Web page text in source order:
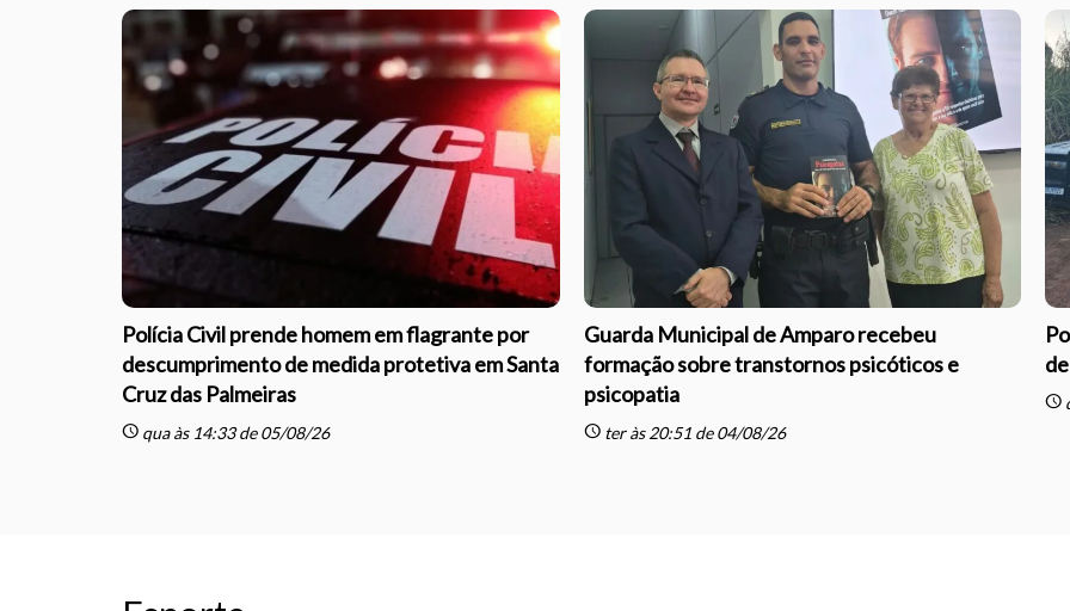
Polícia Civil prende homem em flagrante por
descumprimento de medida protetiva em Santa
Cruz das Palmeiras
schedule qua às 14:33 de 05/08/26
Guarda Municipal de Amparo recebeu
formação sobre transtornos psicóticos e
psicopatia
scheduleter às 20:51 de 04/08/26
schedule